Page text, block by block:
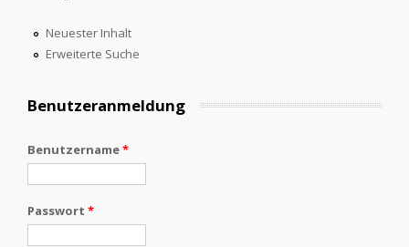
Neuester Inhalt
Erweiterte Suche
Benutzeranmeldung
Benutzername*
Passwort *